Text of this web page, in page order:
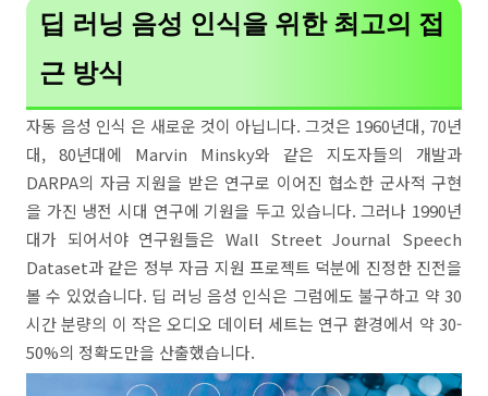
딥 러닝 음성 인식을 위한 최고의 접
근 방식
자동 음성 인식 은 새로운 것이 아닙니다. 그것은 1960년대, 70년
대, 80년대에 Marvin Minsky와 같은 지도자들의 개발과
DARPA의 자금 지원을 받은 연구로 이어진 협소한 군사적 구현
을 ​​가진 냉전 시대 연구에 기원을 두고 있습니다. 그러나 1990년
대가 되어서야 연구원들은 Wall Street Journal Speech
Dataset과 같은 정부 자금 지원 프로젝트 덕분에 진정한 진전을
볼 수 있었습니다. 딥 러닝 음성 인식은 그럼에도 불구하고 약 30
시간 분량의 이 작은 오디오 데이터 세트는 연구 환경에서 약 30-
50%의 정확도만을 산출했습니다.